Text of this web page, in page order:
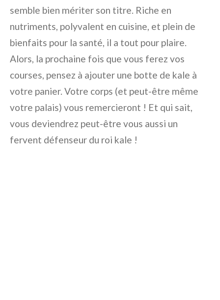
semble bien mériter son titre. Riche en
nutriments, polyvalent en cuisine, et plein de
bienfaits pour la santé, il a tout pour plaire.
Alors, la prochaine fois que vous ferez vos
courses, pensez à ajouter une botte de kale à
votre panier. Votre corps (et peut-être même
votre palais) vous remercieront ! Et qui sait,
vous deviendrez peut-être vous aussi un
fervent défenseur du roi kale !